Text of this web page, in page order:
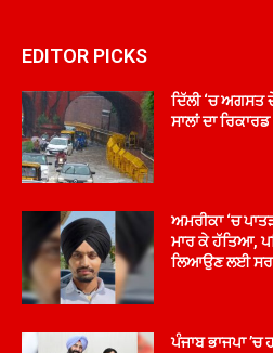
EDITOR PICKS
ਦਿੱਲੀ ‘ਚ ਅਗਸਤ
ਸਾਲਾਂ ਦਾ ਰਿਕਾਰਡ
ਅਮਰੀਕਾ ‘ਚ
ਮਾਰ ਕੇ ਹੱਤਿਆ,
ਲਿਆਉਣ ਲਈ
ਪੰਜਾਬ ਭਾਜਪਾ